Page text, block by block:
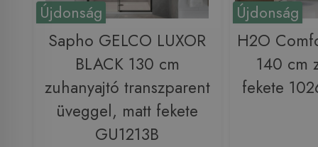
Újdonság
Sapho GELCO LUXOR
BLACK 130 cm
zuhanyajtó transzparent
üveggel, matt fekete
GU1213B
Újdonság
H2O
140 cm
fekete